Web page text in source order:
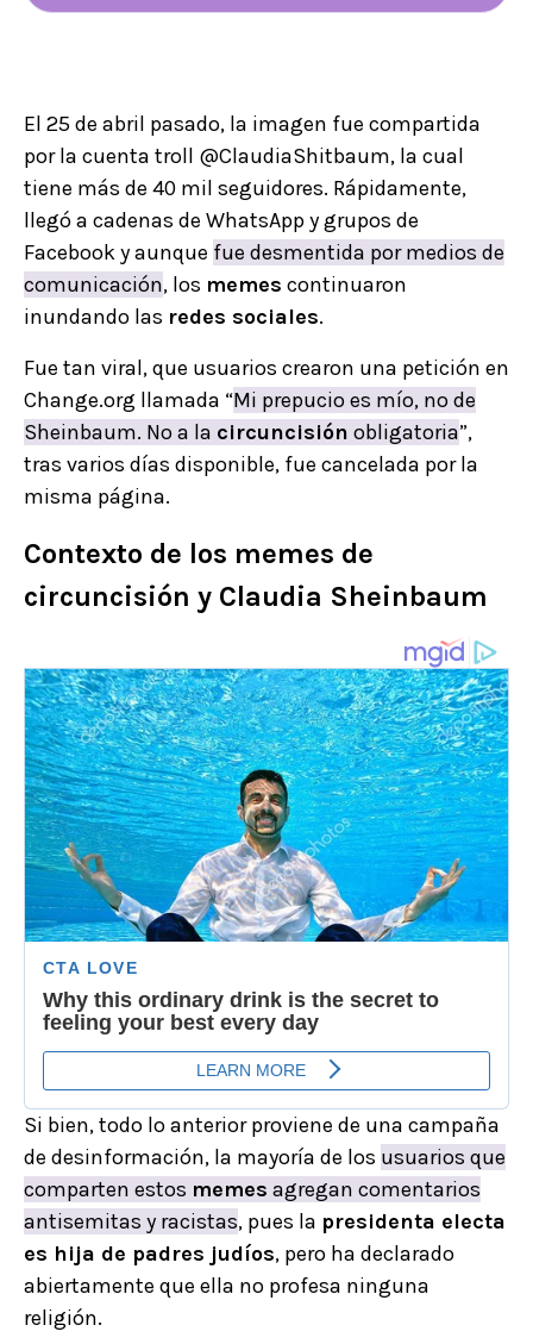
El 25 de abril pasado, la imagen fue compartida
por la cuenta troll @ClaudiaShitbaum, la cual
tiene más de 40 mil seguidores. Rápidamente,
llegó a cadenas de WhatsApp y grupos de
Facebook y aunque fue desmentida por medios de
comunicación, los memes continuaron
inundando las redes sociales.
Fue tan viral, que usuarios crearon una petición en
Change.org llamada “Mi prepucio es mío, no de
Sheinbaum. No a la circuncisión obligatoria”,
tras varios días disponible, fue cancelada por la
misma página.
Contexto de los memes de
circuncisión y Claudia Sheinbaum
Si bien, todo lo anterior proviene de una campaña
de desinformación, la mayoría de los usuarios que
comparten estos memes agregan comentarios
antisemitas y racistas, pues la presidenta electa
es hija de padres judíos, pero ha declarado
abiertamente que ella no profesa ninguna
religión.